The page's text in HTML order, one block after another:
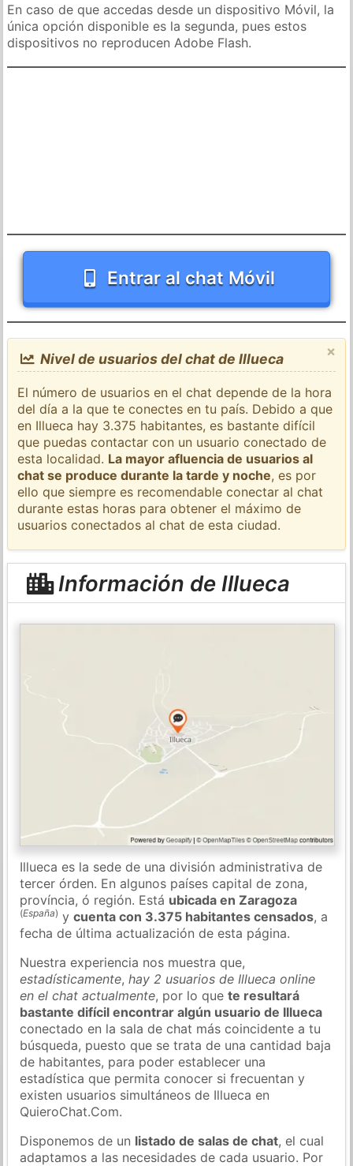
En caso de que accedas desde un dispositivo Móvil, la
única opción disponible es la segunda, pues estos
dispositivos no reproducen Adobe Flash.
Entrar al chat Móvil
×
Nivel de usuarios del chat de Illueca
El número de usuarios en el chat depende de la hora
del día a la que te conectes en tu país. Debido a que
en Illueca hay 3.375 habitantes, es bastante difícil
que puedas contactar con un usuario conectado de
esta localidad. La mayor afluencia de usuarios al
chat se produce durante la tarde y noche, es por
ello que siempre es recomendable conectar al chat
durante estas horas para obtener el máximo de
usuarios conectados al chat de esta ciudad.
Información de Illueca
Illueca es la sede de una división administrativa de
tercer órden. En algunos países capital de zona,
província, ó región. Está ubicada en Zaragoza
(España) ycuenta con 3.375 habitantes censados, a
fecha de última actualización de esta página.
Nuestra experiencia nos muestra que,
estadísticamente,hay 2 usuarios de Illueca online
en el chat actualmente, por lo quete resultará
bastante difícil encontrar algún usuario de Illueca
conectado en la sala de chat más coincidente a tu
búsqueda, puesto que se trata de una cantidad baja
de habitantes, para poder establecer una
estadística que permita conocer si frecuentan y
existen usuarios simultáneos de Illueca en
QuieroChat.Com.
Disponemos de un listado de salas de chat, el cual
adaptamos a las necesidades de cada usuario. Por